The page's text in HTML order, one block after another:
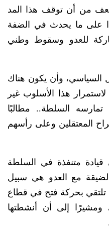
من أن توقف هذا المد
على ما يحدث في الضفة
للعدو وسقوط وطني
السياسي، وأن يكون هناك
هذا الأسلوب غير
تمارسه السلطة.. مطالبًا
المعتقلين وعلى رأسهم
متنفذة في السلطة
مع العدو هي سبيل
تلتقي بحركة فتح في قطاع
ومشيرًا إلى أن أنشطتها